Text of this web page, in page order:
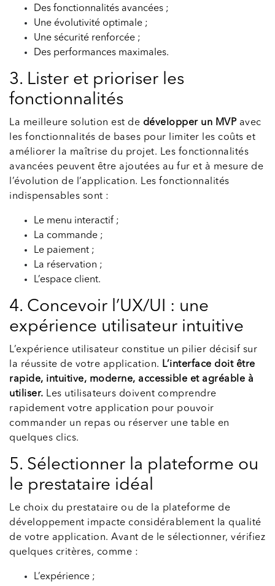
Des fonctionnalités avancées ;
Une évolutivité optimale ;
Une sécurité renforcée ;
Des performances maximales.
3. Lister et prioriser les
fonctionnalités
La meilleure solution est de développer un MVPavec
les fonctionnalités de bases pour limiter les coûts et
améliorer la maîtrise du projet. Les fonctionnalités
avancées peuvent être ajoutées au fur et à mesure de
l’évolution de l’application. Les fonctionnalités
indispensables sont :
Le menu interactif ;
La commande ;
Le paiement ;
La réservation ;
L’espace client.
4. Concevoir l’UX/UI : une
expérience utilisateur intuitive
L’expérience utilisateur constitue un pilier décisif sur
la réussite de votre application. L’interface doit être
rapide, intuitive, moderne, accessible et agréable à
utiliser. Les utilisateurs doivent comprendre
rapidement votre application pour pouvoir
commander un repas ou réserver une table en
quelques clics.
5. Sélectionner la plateforme ou
le prestataire idéal
Le choix du prestataire ou de la plateforme de
développement impacte considérablement la qualité
de votre application. Avant de le sélectionner, vérifiez
quelques critères, comme :
L’expérience ;